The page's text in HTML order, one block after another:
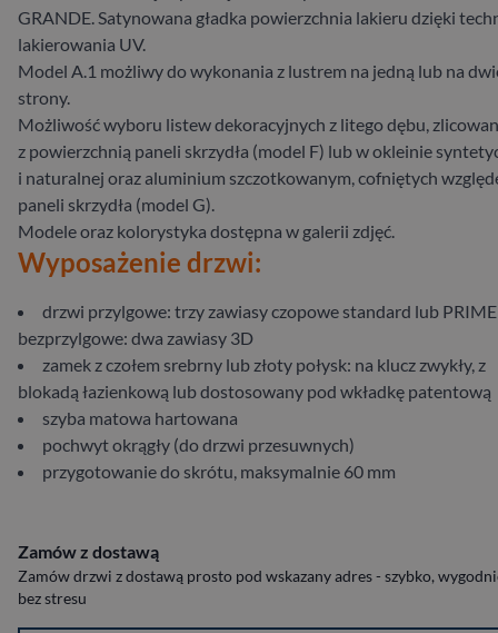
GRANDE. Satynowana gładka powierzchnia lakieru dzięki
lakierowania UV.
Model A.1 możliwy do wykonania z lustrem na jedną lub na
strony.
Możliwość wyboru listew dekoracyjnych z litego dębu,
z powierzchnią paneli skrzydła (model F) lub w okleinie
i naturalnej oraz aluminium szczotkowanym, cofniętych
paneli skrzydła (model G).
Modele oraz kolorystyka dostępna w galerii zdjęć.
Wyposażenie drzwi:
drzwi przylgowe: trzy zawiasy czopowe standard lub
bezprzylgowe: dwa zawiasy 3D
zamek z czołem srebrny lub złoty połysk: na klucz zwykły, z
blokadą łazienkową lub dostosowany pod wkładkę patentową
szyba matowa hartowana
pochwyt okrągły (do drzwi przesuwnych)
przygotowanie do skrótu, maksymalnie 60 mm
Zamów z dostawą
Zamów drzwi z dostawą prosto pod wskazany adres - szybko,
bez stresu